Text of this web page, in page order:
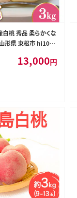
白桃 秀品 柔らかくな
形県 東根市 hi104-
13,000円